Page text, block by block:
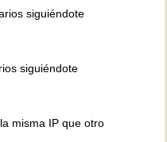
siguiéndote
siguiéndote
misma IP que otro